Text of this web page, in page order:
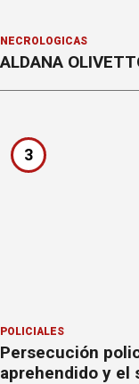
NECROLÓGICAS
ALDANA
3
POLICIALES
Persecución
aprehendido y el